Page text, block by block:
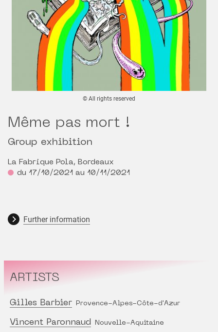
© All rights reserved
Même pas mort !
Group exhibition
La Fabrique Pola, Bordeaux
du 17/10/2021 au 10/11/2021
Further information
ARTISTS
Gilles Barbier Provence-Alpes-Côte-d'Azur
Vincent Paronnaud Nouvelle-Aquitaine